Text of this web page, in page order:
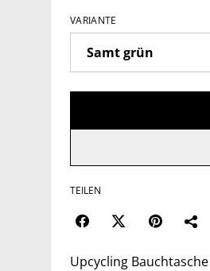
VARIANTE
TEILEN
Upcycling